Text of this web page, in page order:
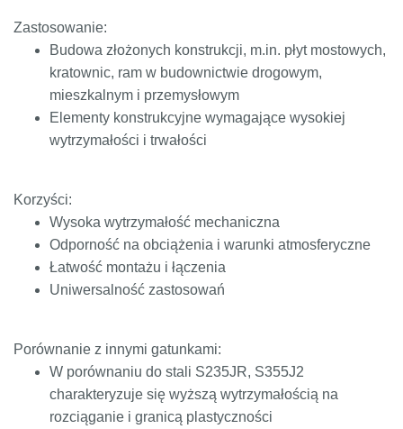
Zastosowanie:
Budowa złożonych konstrukcji, m.in. płyt mostowych,
kratownic, ram w budownictwie drogowym,
mieszkalnym i przemysłowym
Elementy konstrukcyjne wymagające wysokiej
wytrzymałości i trwałości
Korzyści:
Wysoka wytrzymałość mechaniczna
Odporność na obciążenia i warunki atmosferyczne
Łatwość montażu i łączenia
Uniwersalność zastosowań
Porównanie z innymi gatunkami:
W porównaniu do stali S235JR, S355J2
charakteryzuje się wyższą wytrzymałością na
rozciąganie i granicą plastyczności